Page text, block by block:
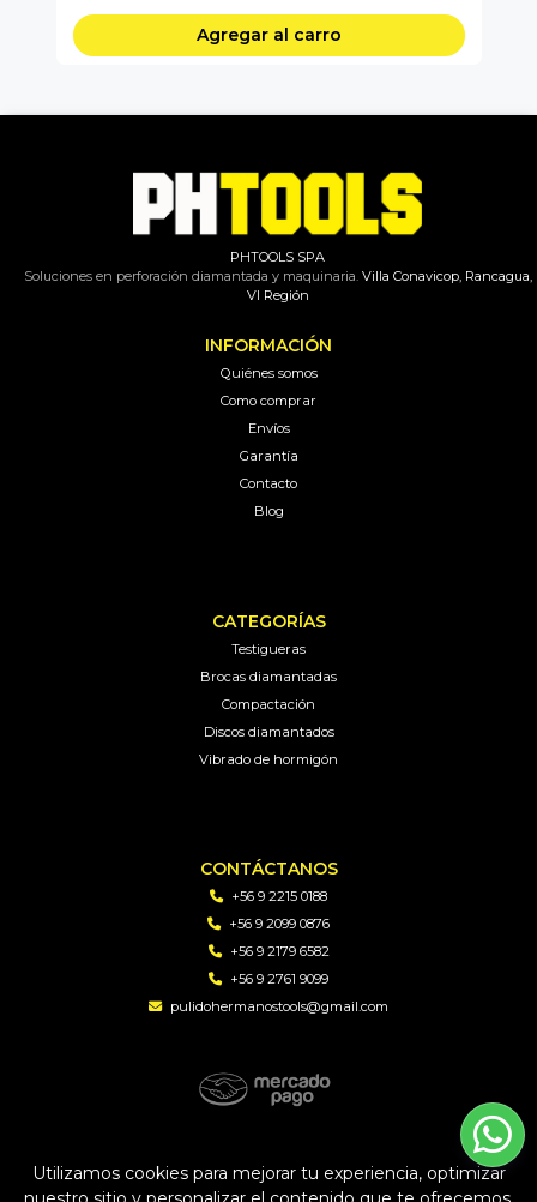
Agregar al carro
PHTOOLS SPA
Soluciones en perforación diamantada y maquinaria.Villa Conavicop, Rancagua,
VI Región
INFORMACIÓN
Quiénes somos
Como comprar
Envíos
Garantía
Contacto
Blog
CATEGORÍAS
Testigueras
Brocas diamantadas
Compactación
Discos diamantados
Vibrado de hormigón
CONTÁCTANOS
+56 9 2215 0188
+56 9 2099 0876
+56 9 2179 6582
+56 9 2761 9099
pulidohermanostools@gmail.com
PH TOOLS | Soluciones en perforacion diamantada y
maquinaria © 2026
Utilizamos cookies para mejorar tu experiencia, optimizar